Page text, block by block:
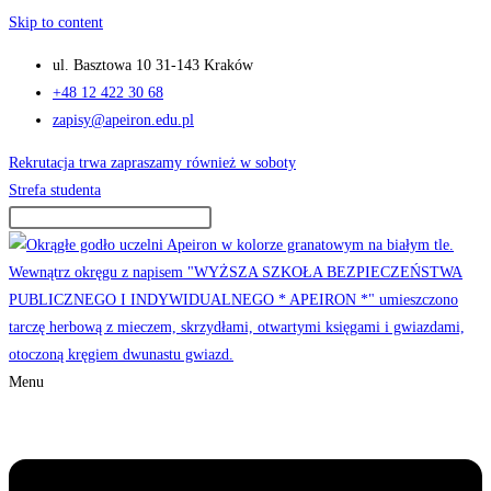
Skip to content
ul. Basztowa 10 31-143 Kraków
+48 12 422 30 68
zapisy@apeiron.edu.pl
Rekrutacja trwa zapraszamy również w soboty
Strefa studenta
Menu